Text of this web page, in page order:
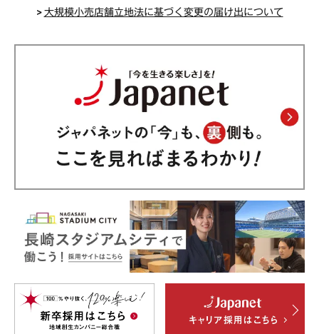
>大規模小売店舗立地法に基づく変更の届け出について